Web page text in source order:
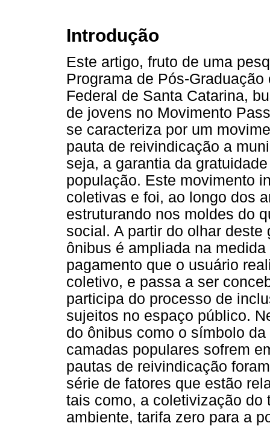
Introdução
Este artigo, fruto de uma
Programa de Pós-
Federal de Santa Catarina,
de jovens no Movimento
se caracteriza por um
pauta de reivindicação a
seja, a garantia da
população. Este movimento
coletivas e foi, ao longo dos
estruturando nos moldes do
social. A partir do olhar
ônibus é ampliada na
pagamento que o usuário
coletivo, e passa a ser
participa do processo de
sujeitos no espaço público.
do ônibus como o símbolo
camadas populares sofrem
pautas de reivindicação
série de fatores que estão
tais como, a coletivização do
ambiente, tarifa zero para a